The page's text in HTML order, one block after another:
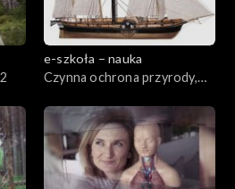
e-szkoła – nauka
Czynna ochrona przyrody,